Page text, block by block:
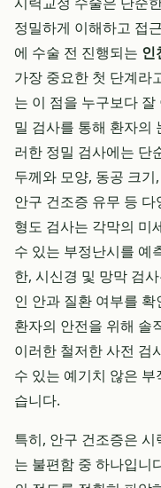
정밀하게 이해하고 접
에 수술 전 진행되는 인
가장 중요한 첫 단계라
는 이 점을 누구보다
밀 검사를 통해 환자의
러한 정밀 검사에는 단
두께와 모양, 동공 크
안구 건조증 유무 등
형도 검사는 각막의 미
수 있는 부정난시를 예
한, 시신경 및 망막 검
인 안과 질환 여부를
환자의 안전을 위해 솔
이러한 철저한 사전 검
수 있는 예기치 않은
습니다.
특히, 안구 건조증은
는 불편함 중 하나입니